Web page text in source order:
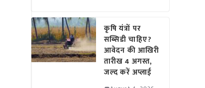
कृषि यंत्रों पर
सब्सिडी चाहिए?
आवेदन की आखिरी
तारीख 4 अगस्त,
जल्द करें अप्लाई